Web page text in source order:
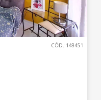
CÓD.:148451